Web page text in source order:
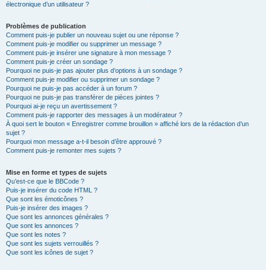
électronique d’un utilisateur ?
Problèmes de publication
Comment puis-je publier un nouveau sujet ou une réponse ?
Comment puis-je modifier ou supprimer un message ?
Comment puis-je insérer une signature à mon message ?
Comment puis-je créer un sondage ?
Pourquoi ne puis-je pas ajouter plus d’options à un sondage ?
Comment puis-je modifier ou supprimer un sondage ?
Pourquoi ne puis-je pas accéder à un forum ?
Pourquoi ne puis-je pas transférer de pièces jointes ?
Pourquoi ai-je reçu un avertissement ?
Comment puis-je rapporter des messages à un modérateur ?
À quoi sert le bouton « Enregistrer comme brouillon » affiché lors de la rédaction d’un
sujet ?
Pourquoi mon message a-t-il besoin d’être approuvé ?
Comment puis-je remonter mes sujets ?
Mise en forme et types de sujets
Qu’est-ce que le BBCode ?
Puis-je insérer du code HTML ?
Que sont les émoticônes ?
Puis-je insérer des images ?
Que sont les annonces générales ?
Que sont les annonces ?
Que sont les notes ?
Que sont les sujets verrouillés ?
Que sont les icônes de sujet ?